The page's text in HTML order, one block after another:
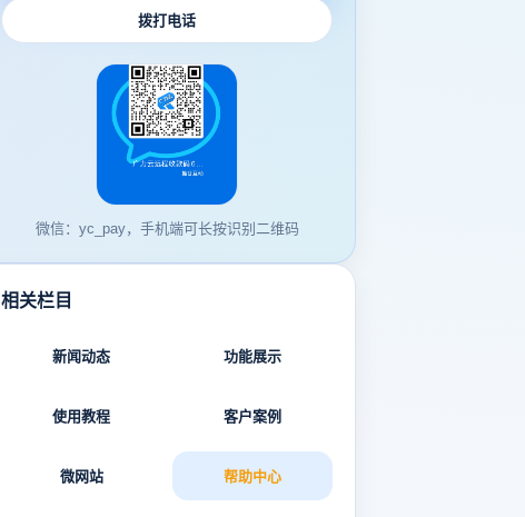
拨打电话
微信：yc_pay，手机端可长按识别二维码
相关栏目
新闻动态 功能展示
使用教程 客户案例
微网站 帮助中心